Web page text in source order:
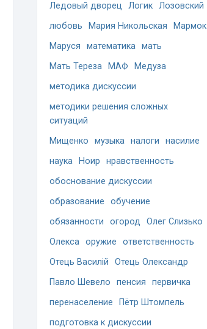
Ледовый дворец
Логик Лозовский
любовь
Мария Никольская
Мармок
Маруся
математика мать
Мать Тереза
МАФ
Медуза
методика дискуссии
методики решения сложных
ситуаций
Мищенко
музыка налоги
насилие
наука
Ноир
нравственность
обоснование дискуссии
образование
обучение
обязанности
огород
Олег Слизько
Олекса оружие
ответственность
Отець Василій
Отець Олександр
Павло Шевело
пенсия
первичка
перенаселение
Пётр Штомпель
подготовка к дискуссии